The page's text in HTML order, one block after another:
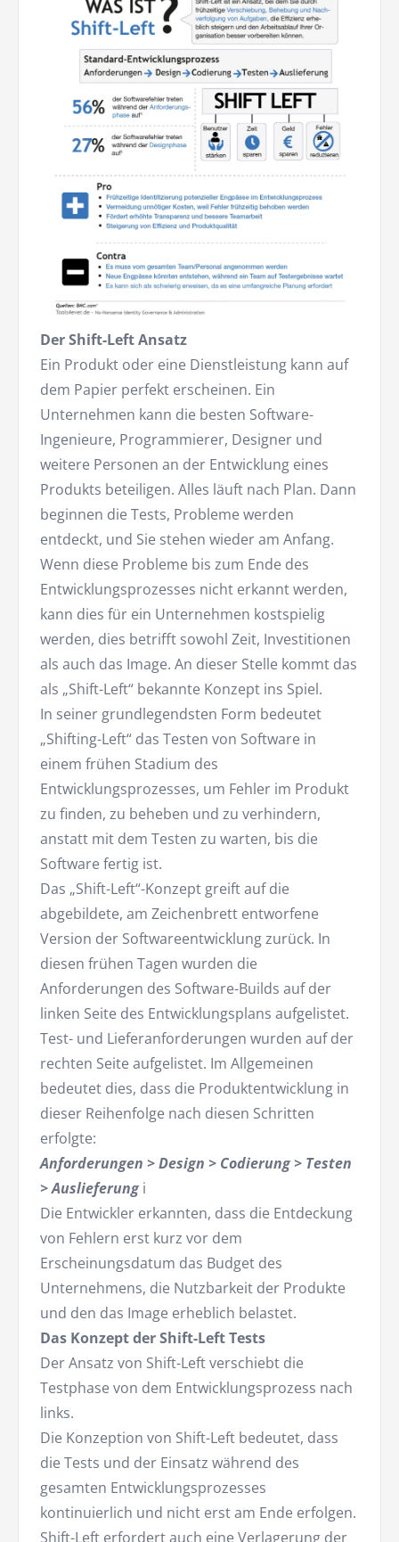
Der Shift-Left Ansatz
Ein Produkt oder eine Dienstleistung kann auf
dem Papier perfekt erscheinen. Ein
Unternehmen kann die besten Software-
Ingenieure, Programmierer, Designer und
weitere Personen an der Entwicklung eines
Produkts beteiligen. Alles läuft nach Plan. Dann
beginnen die Tests, Probleme werden
entdeckt, und Sie stehen wieder am Anfang.
Wenn diese Probleme bis zum Ende des
Entwicklungsprozesses nicht erkannt werden,
kann dies für ein Unternehmen kostspielig
werden, dies betrifft sowohl Zeit, Investitionen
als auch das Image. An dieser Stelle kommt das
als „Shift-Left“ bekannte Konzept ins Spiel.
In seiner grundlegendsten Form bedeutet
„Shifting-Left“ das Testen von Software in
einem frühen Stadium des
Entwicklungsprozesses, um Fehler im Produkt
zu finden, zu beheben und zu verhindern,
anstatt mit dem Testen zu warten, bis die
Software fertig ist.
Das „Shift-Left“-Konzept greift auf die
abgebildete, am Zeichenbrett entworfene
Version der Softwareentwicklung zurück. In
diesen frühen Tagen wurden die
Anforderungen des Software-Builds auf der
linken Seite des Entwicklungsplans aufgelistet.
Test- und Lieferanforderungen wurden auf der
rechten Seite aufgelistet. Im Allgemeinen
bedeutet dies, dass die Produktentwicklung in
dieser Reihenfolge nach diesen Schritten
erfolgte:
Anforderungen > Design > Codierung > Testen
> Auslieferung i
Die Entwickler erkannten, dass die Entdeckung
von Fehlern erst kurz vor dem
Erscheinungsdatum das Budget des
Unternehmens, die Nutzbarkeit der Produkte
und den das Image erheblich belastet.
Das Konzept der Shift-Left Tests
Der Ansatz von Shift-Left verschiebt die
Testphase von dem Entwicklungsprozess nach
links.
Die Konzeption von Shift-Left bedeutet, dass
die Tests und der Einsatz während des
gesamten Entwicklungsprozesses
kontinuierlich und nicht erst am Ende erfolgen.
Shift-Left erfordert auch eine Verlagerung der